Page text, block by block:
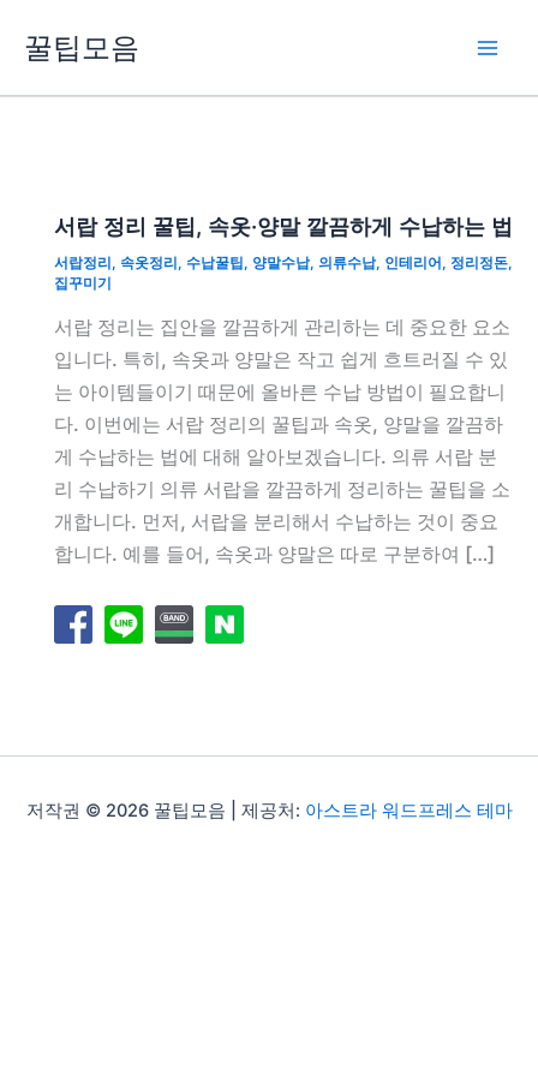
꿀팁모음
서랍 정리 꿀팁, 속옷·양말 깔끔하게 수납하는 법
서랍정리, 속옷정리, 수납꿀팁, 양말수납, 의류수납, 인테리어, 정리정돈,
집꾸미기
서랍 정리는 집안을 깔끔하게 관리하는 데 중요한 요소
입니다. 특히, 속옷과 양말은 작고 쉽게 흐트러질 수 있
는 아이템들이기 때문에 올바른 수납 방법이 필요합니
다. 이번에는 서랍 정리의 꿀팁과 속옷, 양말을 깔끔하
게 수납하는 법에 대해 알아보겠습니다. 의류 서랍 분
리 수납하기 의류 서랍을 깔끔하게 정리하는 꿀팁을 소
개합니다. 먼저, 서랍을 분리해서 수납하는 것이 중요
합니다. 예를 들어, 속옷과 양말은 따로 구분하여 […]
저작권 © 2026 꿀팁모음 | 제공처: 아스트라 워드프레스 테마